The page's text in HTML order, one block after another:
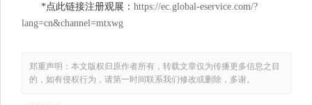
*点此链接注册观展： https://ec.global-eservice.com/?
lang=cn&channel=mtxwg
郑重声明：本文版权归原作者所有，转载文章仅为传播更多信息之目
的，如有侵权行为，请第一时间联系我们修改或删除，多谢。